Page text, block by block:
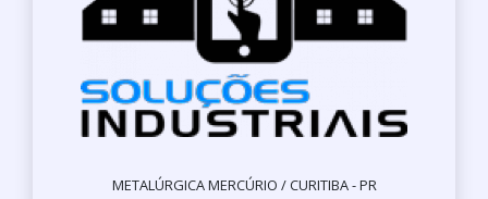
METALÚRGICA MERCÚRIO / CURITIBA - PR